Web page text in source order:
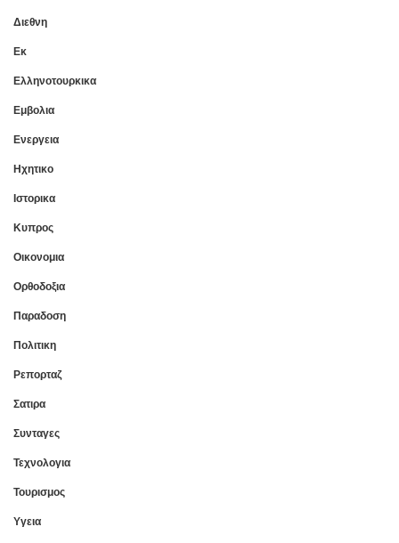
Διεθνη
Εκ
Ελληνοτουρκικα
Εμβολια
Ενεργεια
Ηχητικο
Ιστορικα
Κυπρος
Οικονομια
Ορθοδοξια
Παραδοση
Πολιτικη
Ρεπορταζ
Σατιρα
Συνταγες
Τεχνολογια
Τουρισμος
Υγεια